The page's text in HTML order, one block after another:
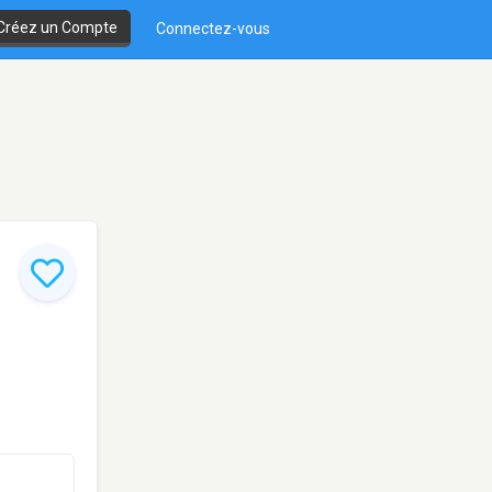
un Compte Connectez-vous